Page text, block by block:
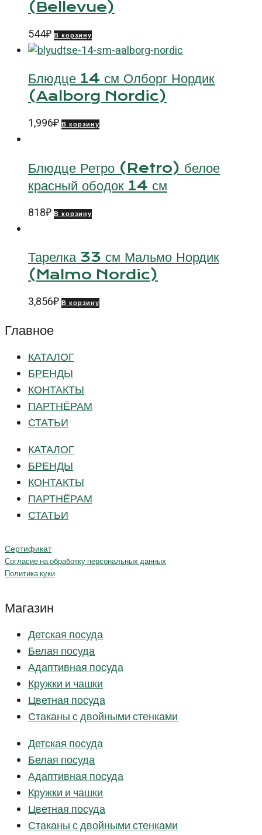
(Bellevue)
544₽ В корзину
Блюдце 14 см Олборг Нордик
(Aalborg Nordic)
1,996₽ В корзину
Блюдце Ретро (Retro) белое
красный ободок 14 см
818₽ В корзину
Тарелка 33 см Мальмо Нордик
(Malmo Nordic)
3,856₽ В корзину
Главное
КАТАЛОГ
БРЕНДЫ
КОНТАКТЫ
ПАРТНЁРАМ
СТАТЬИ
КАТАЛОГ
БРЕНДЫ
КОНТАКТЫ
ПАРТНЁРАМ
СТАТЬИ
Сертификат
Согласие на обработку персональных данных
Политика куки
Магазин
Детская посуда
Белая посуда
Адаптивная посуда
Кружки и чашки
Цветная посуда
Стаканы с двойными стенками
Детская посуда
Белая посуда
Адаптивная посуда
Кружки и чашки
Цветная посуда
Стаканы с двойными стенками